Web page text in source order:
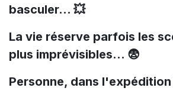
basculer… 💥
La vie réserve parfois les
plus imprévisibles… 😨
Personne, dans